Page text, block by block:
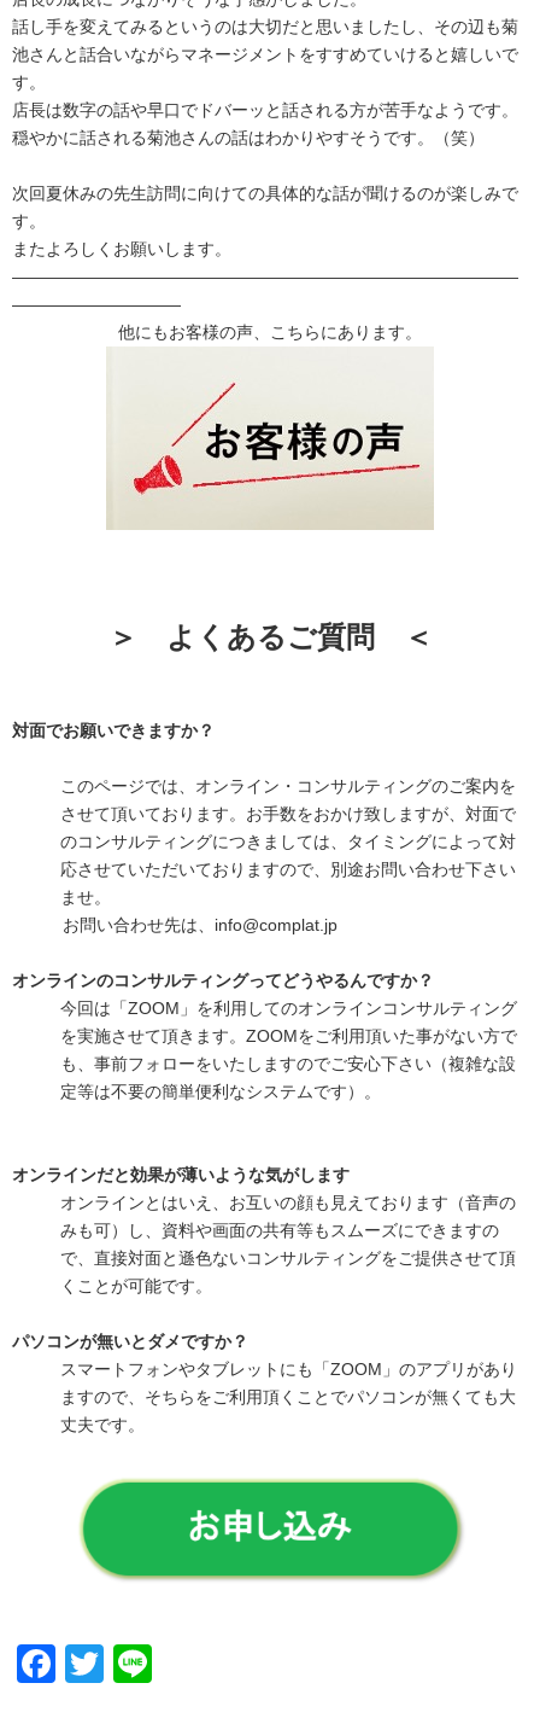
話し手を変えてみるというのは大切だと思いましたし、 その辺も菊
池さんと話合いながらマネージメントをすすめていける と嬉しいで
す。
店長は数字の話や早口でドバーッと話される方が苦手なようです。
穏やかに話される菊池さんの話はわかりやすそうです。（笑）
次回夏休みの先生訪問に向けての具体的な話が聞けるのが楽しみで
す。
またよろしくお願いします。
——————————————————————————————
——————————
他にもお客様の声、こちらにあります。
＞ よくあるご質問 ＜
対面でお願いできますか？
このページでは、オンライン・コンサルティングのご案内を
させて頂いております。お手数をおかけ致しますが、対面で
のコンサルティングにつきましては、タイミングによって対
応させていただいておりますので、別途お問い合わせ下さい
ませ。
お問い合わせ先は、info@complat.jp
オンラインのコンサルティングってどうやるんですか？
今回は「ZOOM」を利用してのオンラインコンサルティング
を実施させて頂きます。ZOOMをご利用頂いた事がない方で
も、事前フォローをいたしますのでご安心下さい（複雑な設
定等は不要の簡単便利なシステムです）。
オンラインだと効果が薄いような気がします
オンラインとはいえ、お互いの顔も見えております（音声の
みも可）し、資料や画面の共有等もスムーズにできますの
で、直接対面と遜色ないコンサルティングをご提供させて頂
くことが可能です。
パソコンが無いとダメですか？
スマートフォンやタブレットにも「ZOOM」のアプリがあり
ますので、そちらをご利用頂くことでパソコンが無くても大
丈夫です。
F
T